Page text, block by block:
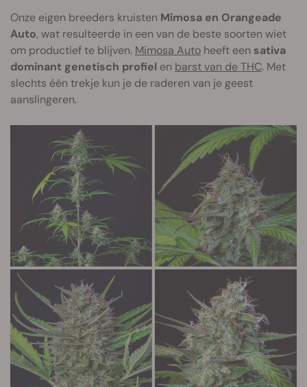
Onze eigen breeders kruisten Mimosa en Orangeade
Auto, wat resulteerde in een van de beste soorten wiet
om productief te blijven. Mimosa Auto heeft een sativa
dominant genetisch profiel en barst van de THC. Met
slechts één trekje kun je de raderen van je geest
aanslingeren.